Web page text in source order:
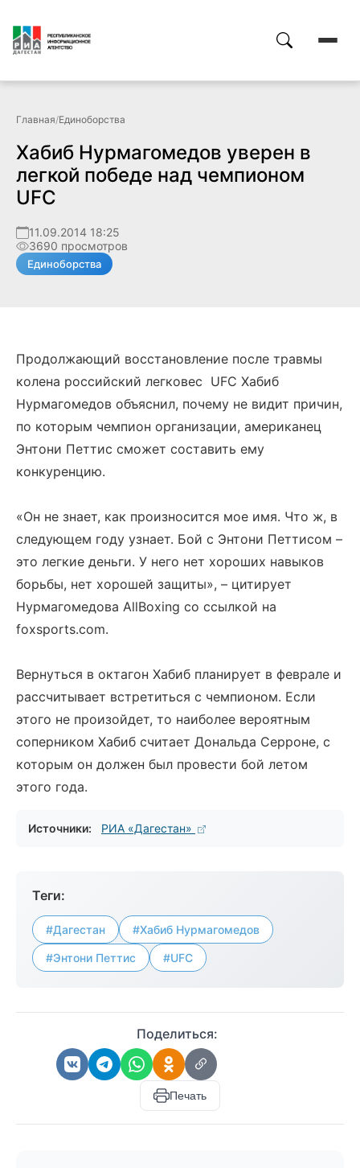
Главная/Единоборства
Хабиб Нурмагомедов уверен в
легкой победе над чемпионом
UFC
11.09.2014 18:25
3690 просмотров
Единоборства
Продолжающий восстановление после травмы
колена российский легковес UFC Хабиб
Нурмагомедов объяснил, почему не видит причин,
по которым чемпион организации, американец
Энтони Петтис сможет составить ему
конкуренцию.
«Он не знает, как произносится мое имя. Что ж, в
следующем году узнает. Бой с Энтони Петтисом –
это легкие деньги. У него нет хороших навыков
борьбы, нет хорошей защиты», – цитирует
Нурмагомедова AllBoxing со ссылкой на
foxsports.com.
Вернуться в октагон Хабиб планирует в феврале и
рассчитывает встретиться с чемпионом. Если
этого не произойдет, то наиболее вероятным
соперником Хабиб считает Дональда Серроне, с
которым он должен был провести бой летом
этого года.
Источники: РИА «Дагестан»
Теги:
#Дагестан #Хабиб Нурмагомедов
#Энтони Петтис #UFC
Поделиться:
Печать